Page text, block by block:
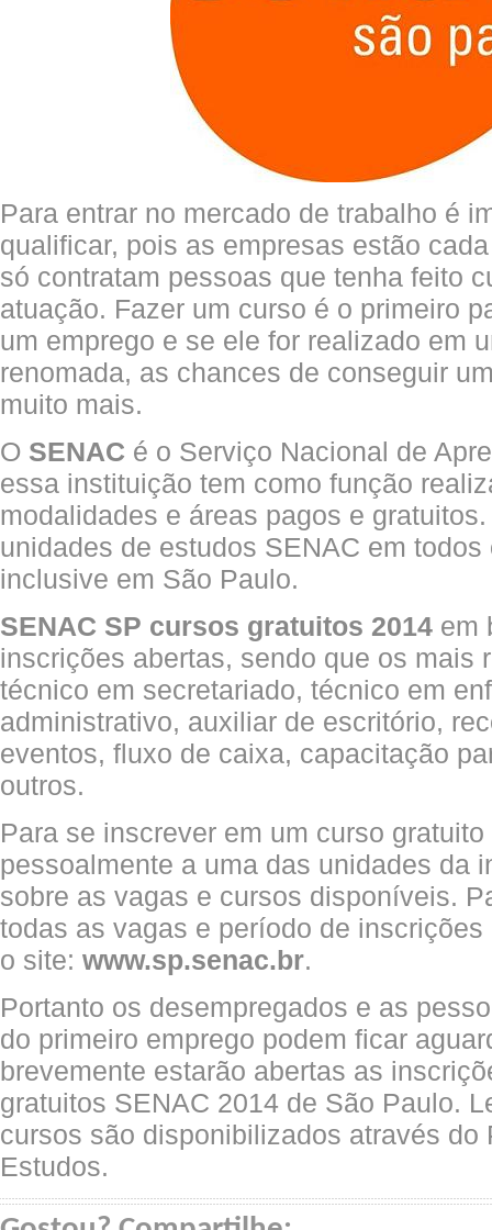
Para entrar no mercado de trabalho é
qualificar, pois as empresas estão
só contratam pessoas que tenha feito
atuação. Fazer um curso é o primeiro
um emprego e se ele for realizado em
renomada, as chances de conseguir
muito mais.
O SENAC é o Serviço Nacional de
essa instituição tem como função
modalidades e áreas pagos e
unidades de estudos SENAC em
inclusive em São Paulo.
SENAC SP cursos gratuitos 2014 em
inscrições abertas, sendo que os mais
técnico em secretariado, técnico em
administrativo, auxiliar de escritório,
eventos, fluxo de caixa, capacitação
outros.
Para se inscrever em um curso
pessoalmente a uma das unidades da
sobre as vagas e cursos disponíveis.
todas as vagas e período de
o site: www.sp.senac.br.
Portanto os desempregados e as
do primeiro emprego podem ficar
brevemente estarão abertas as
gratuitos SENAC 2014 de São Paulo.
cursos são disponibilizados através do
Estudos.